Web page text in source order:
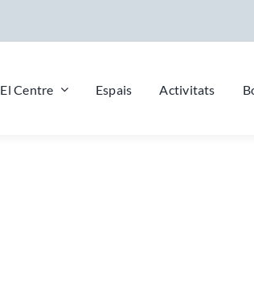
El Centre Espais Activitats